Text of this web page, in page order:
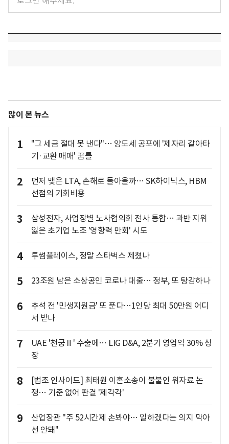
많이 본 뉴스
1
"그 세금 절대 못 낸다"… 양도세 공포에 '제자리 갈아타
기·교환 매매' 꿈틀
2
먼저 맺은 LTA, 손해로 돌아올까… SK하이닉스, HBM
선점의 기회비용
3
삼성전자, 사업장별 노사협의회 전사 통합… 과반 지위
잃은 초기업 노조 '영향력 만회' 시도
4 투썸플레이스, 정말 스타벅스 제쳤나
5 23조원 남은 소상공인 코로나 대출… 정부, 또 탕감하나
6
추석 전 '민생지원금' 또 푼다…1인당 최대 50만원 어디
서 받나
7
UAE '천궁Ⅱ' 수출에… LIG D&A, 2분기 영업익 30% 성
장
8
[법조 인사이드] 최태원 이혼소송이 불붙인 위자료 논
쟁… 기준 없어 판결 '제각각'
9
산업장관 "주 52시간제 손봐야… 일하겠다는 의지 막아
선 안돼"